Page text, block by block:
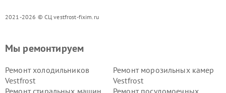
2021-2026 © СЦ vestfrost-fixim.ru
Мы ремонтируем
Ремонт холодильников
Vestfrost
Ремонт морозильных камер
Vestfrost
Ремонт стиральных машин
Ремонт посудомоечных